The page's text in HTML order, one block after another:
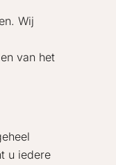
Wij
van het
u iedere